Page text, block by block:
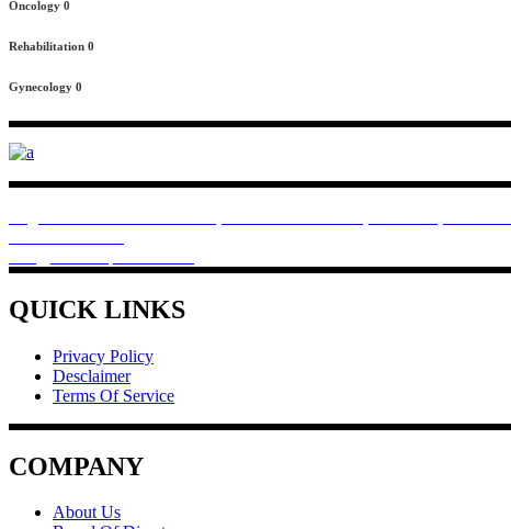
Oncology 0
Rehabilitation 0
Gynecology 0
QUICK LINKS
Privacy Policy
Desclaimer
Terms Of Service
COMPANY
About Us